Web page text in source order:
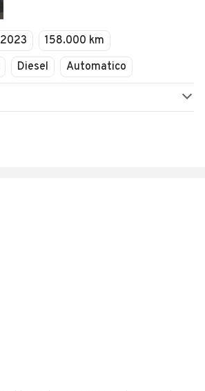
158.000 km
Diesel Automatico